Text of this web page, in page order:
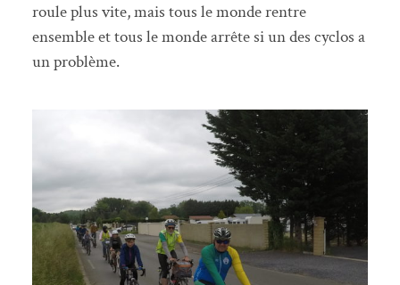
roule plus vite, mais tous le monde rentre
ensemble et tous le monde arrête si un des cyclos a
un problème.